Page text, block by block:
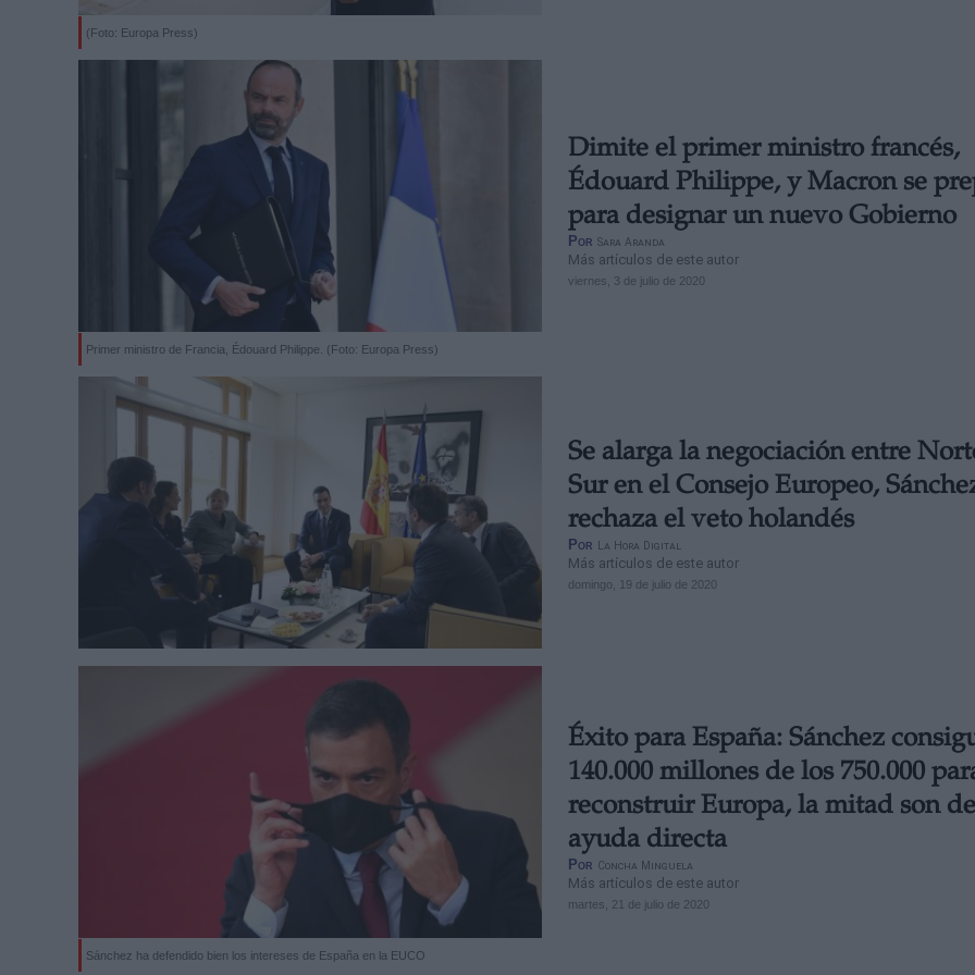
(Foto: Europa Press)
Primer ministro de Francia, Édouard Philippe. (Foto: Europa Press)
Dimite el primer ministro francés,
Édouard Philippe, y Macron se
para designar un nuevo Gobierno
Por Sara Aranda
Más artículos de este autor
viernes, 3 de julio de 2020
Se alarga la negociación entre
Sur en el Consejo Europeo,
rechaza el veto holandés
Por La Hora Digital
Más artículos de este autor
domingo, 19 de julio de 2020
Sánchez ha defendido bien los intereses de España en la EUCO
Éxito para España: Sánchez
140.000 millones de los 750.000
reconstruir Europa, la mitad son de
ayuda directa
Por Concha Minguela
Más artículos de este autor
martes, 21 de julio de 2020